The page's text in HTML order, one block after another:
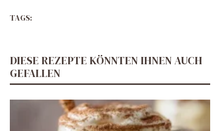
TAGS:
DIESE REZEPTE KÖNNTEN IHNEN AUCH
GEFALLEN